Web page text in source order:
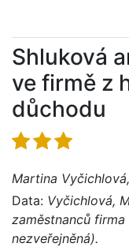
Shluková
ve firmě z
důchodu
Martina
Data: Vyčichlová,
zaměstnanců firma
nezveřejněná).